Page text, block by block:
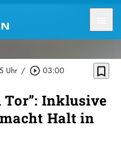
Uhr / play_circle_outline 03:00 bookmark_border
Tor”: Inklusive
Halt in